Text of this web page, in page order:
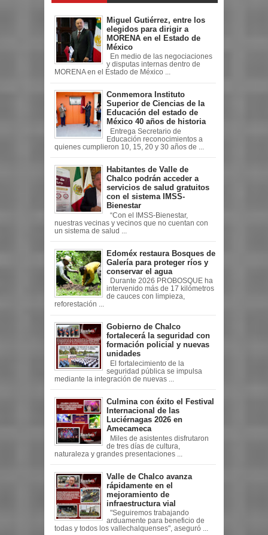
Miguel Gutiérrez, entre los
elegidos para dirigir a
MORENA en el Estado de
México
En medio de las negociaciones
y disputas internas dentro de
MORENA en el Estado de México ...
Conmemora Instituto
Superior de Ciencias de la
Educación del estado de
México 40 años de historia
Entrega Secretario de
Educación reconocimientos a
quienes cumplieron 10, 15, 20 y 30 años de ...
Habitantes de Valle de
Chalco podrán acceder a
servicios de salud gratuitos
con el sistema IMSS-
Bienestar
“Con el IMSS-Bienestar,
nuestras vecinas y vecinos que no cuentan con
un sistema de salud ...
Edoméx restaura Bosques de
Galería para proteger ríos y
conservar el agua
Durante 2026 PROBOSQUE ha
intervenido más de 17 kilómetros
de cauces con limpieza,
reforestación ...
Gobierno de Chalco
fortalecerá la seguridad con
formación policial y nuevas
unidades
El fortalecimiento de la
seguridad pública se impulsa
mediante la integración de nuevas ...
Culmina con éxito el Festival
Internacional de las
Luciérnagas 2026 en
Amecameca
Miles de asistentes disfrutaron
de tres días de cultura,
naturaleza y grandes presentaciones ...
Valle de Chalco avanza
rápidamente en el
mejoramiento de
infraestructura vial
"Seguiremos trabajando
arduamente para beneficio de
todas y todos los vallechalquenses", aseguró ...